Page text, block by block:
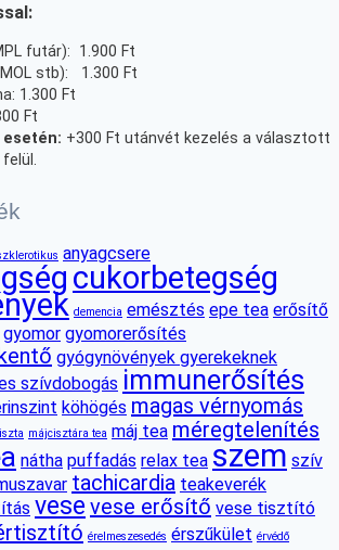
futár): 1.900 Ft
stb): 1.300 Ft
1.300 Ft
Ft
+300 Ft utánvét kezelés a választott
anyagcsere
cukorbetegség
demencia emésztés epe tea erősítő
gyomor gyomorerősítés
gyógynövények gyerekeknek
szívdobogás immunerősítés
köhögés magas vérnyomás
májcisztára tea máj tea méregtelenítés
nátha puffadás relax tea szem szív
tachicardia teakeverék
vese vese erősítő vese tisztító
érelmeszesedés érszűkület érvédő